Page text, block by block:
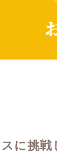
に挑